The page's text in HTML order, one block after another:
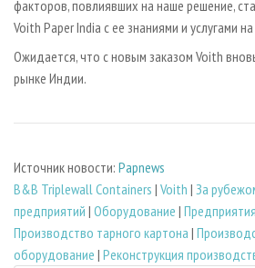
факторов, повлиявших на наше решение,
Voith Paper India с ее знаниями и услугами
Ожидается, что с новым заказом Voith
рынке Индии.
Источник новости: Papnews
B&B Triplewall Containers | Voith | За
предприятий | Оборудование |
Производство тарного картона |
оборудование | Реконструкция